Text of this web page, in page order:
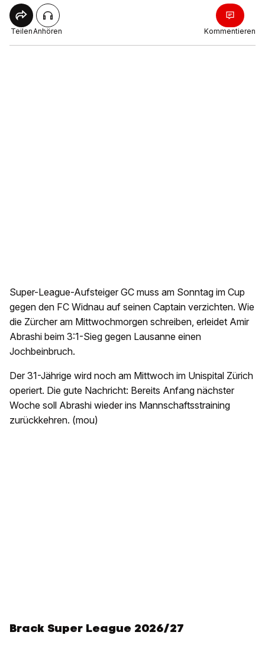
TeilenAnhören Kommentieren
Super-League-Aufsteiger GC muss am Sonntag im Cup
gegen den FC Widnau auf seinen Captain verzichten. Wie
die Zürcher am Mittwochmorgen schreiben, erleidet Amir
Abrashi beim 3:1-Sieg gegen Lausanne einen
Jochbeinbruch.
Der 31-Jährige wird noch am Mittwoch im Unispital Zürich
operiert. Die gute Nachricht: Bereits Anfang nächster
Woche soll Abrashi wieder ins Mannschaftsstraining
zurückkehren. (mou)
Brack Super League 2026/27